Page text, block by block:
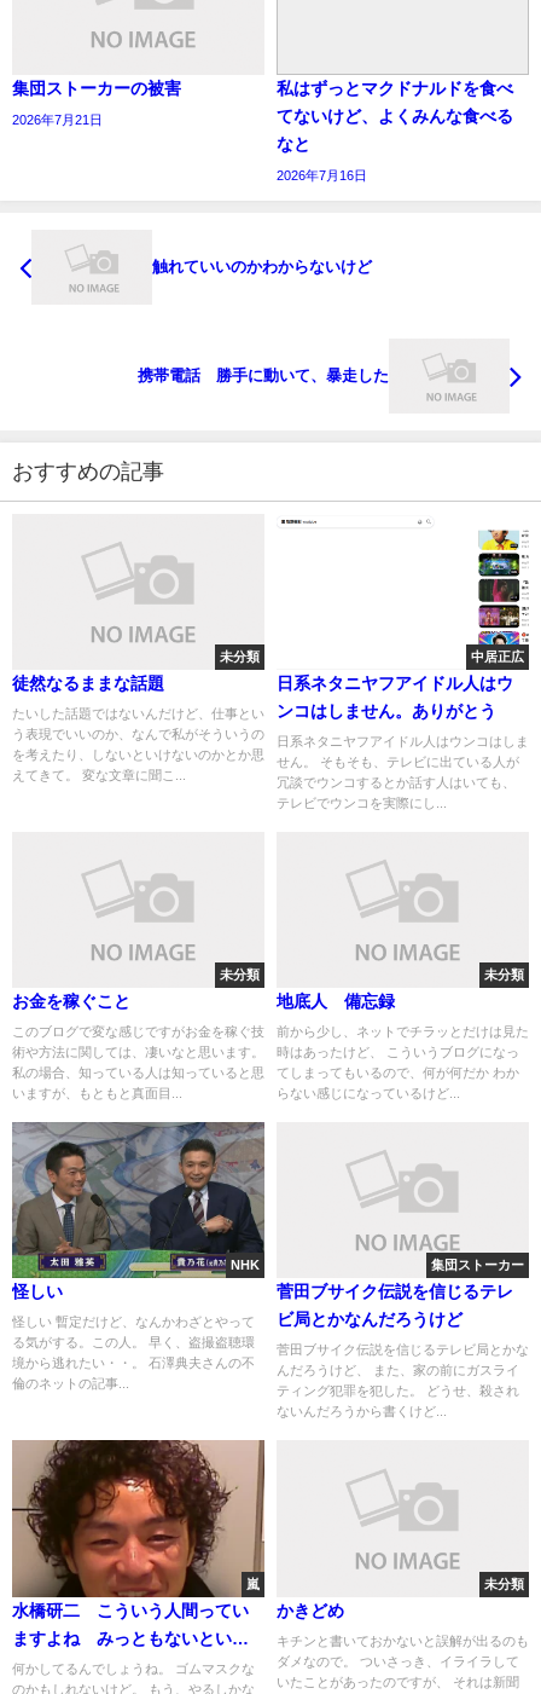
集団ストーカーの被害
2026年7月21日
私はずっとマクドナルドを食べ
てないけど、よくみんな食べる
なと
2026年7月16日
触れていいのかわからないけど
携帯電話 勝手に動いて、暴走した
おすすめの記事
未分類
徒然なるままな話題
たいした話題ではないんだけど、仕事とい
う表現でいいのか、なんで私がそういうの
を考えたり、しないといけないのかとか思
えてきて。 変な文章に聞こ...
中居正広
日系ネタニヤフアイドル人はウ
ンコはしません。ありがとう
日系ネタニヤフアイドル人はウンコはしま
せん。 そもそも、テレビに出ている人が
冗談でウンコするとか話す人はいても、
テレビでウンコを実際にし...
未分類
お金を稼ぐこと
このブログで変な感じですがお金を稼ぐ技
術や方法に関しては、凄いなと思います。
私の場合、知っている人は知っていると思
いますが、もともと真面目...
未分類
地底人 備忘録
前から少し、ネットでチラッとだけは見た
時はあったけど、 こういうブログになっ
てしまってもいるので、何が何だか わか
らない感じになっているけど...
NHK
怪しい
怪しい 暫定だけど、なんかわざとやって
る気がする。この人。 早く、盗撮盗聴環
境から逃れたい・・。 石澤典夫さんの不
倫のネットの記事...
集団ストーカー
菅田ブサイク伝説を信じるテレ
ビ局とかなんだろうけど
菅田ブサイク伝説を信じるテレビ局とかな
んだろうけど、 また、家の前にガスライ
ティング犯罪を犯した。 どうせ、殺され
ないんだろうから書くけど...
嵐
水橋研二 こういう人間ってい
ますよね みっともないという
か
何かしてるんでしょうね。 ゴムマスクな
のかもしれないけど。 もう、やるしかな
未分類
かきどめ
キチンと書いておかないと誤解が出るのも
ダメなので。 ついさっき、イライラして
いたことがあったのですが、 それは新聞